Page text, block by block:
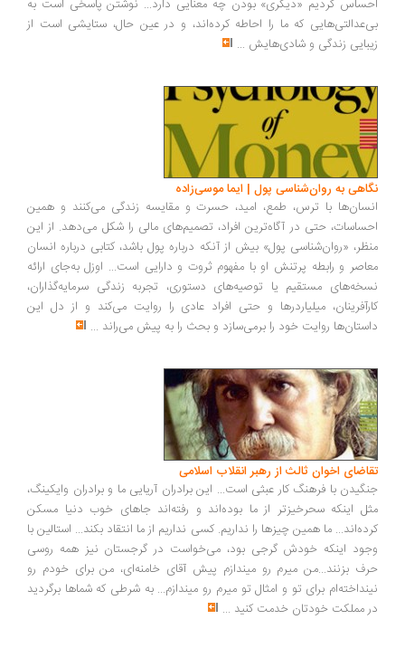
کردیم «دیگری» بودن چه معنایی دارد... نوشتن پاسخی است به
که ما را احاطه کرده‌اند، و در عین حال، ستایشی است از
زندگی و شادی‌هایش...
به روان‌شناسی پول | ایما موسی‌زاده
با ترس، طمع، امید، حسرت و مقایسه زندگی می‌کنند و همین
حتی در آگاه‌ترین افراد، تصمیم‌های مالی را شکل می‌دهد. از این
«روان‌شناسی پول» بیش از آنکه درباره پول باشد، کتابی درباره انسان
و رابطه پرتنش او با مفهوم ثروت و دارایی است... اوزل به‌جای ارائه
مستقیم یا توصیه‌های دستوری، تجربه زندگی سرمایه‌گذاران،
میلیاردرها و حتی افراد عادی را روایت می‌کند و از دل این
روایت خود را برمی‌سازد و بحث را به پیش می‌راند ...
اخوان ثالث از رهبر انقلاب اسلامی
با فرهنگ کار عبثی است... این برادران آریایی ما و برادران وایکینگ،
اینکه سحرخیزتر از ما بوده‌اند و رفته‌اند جاهای خوب دنیا مسکن
ما همین چیزها را نداریم. کسی نداریم از ما انتقاد بکند... استالین با
اینکه خودش گرجی بود، می‌خواست در گرجستان نیز همه روسی
بزنند...من میرم رو میندازم پیش آقای خامنه‌ای، من برای خودم رو
برای تو و امثال تو میرم رو میندازم... به شرطی که شماها برگردید
مملکت خودتان خدمت کنید...